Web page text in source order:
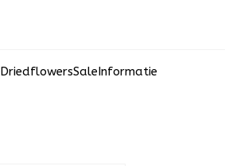
DriedflowersSaleInformatie